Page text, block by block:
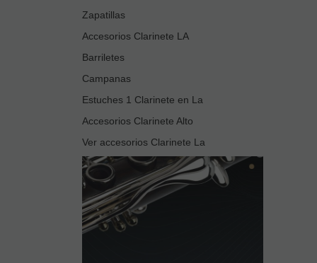
Zapatillas
Accesorios Clarinete LA
Barriletes
Campanas
Estuches 1 Clarinete en La
Accesorios Clarinete Alto
Ver accesorios Clarinete La